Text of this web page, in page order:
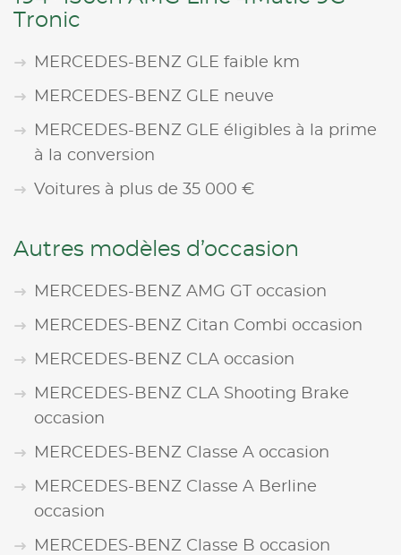
Tronic
MERCEDES-BENZ GLE faible km
MERCEDES-BENZ GLE neuve
MERCEDES-BENZ GLE éligibles à la prime
à la conversion
Voitures à plus de 35 000 €
Autres modèles d’occasion
MERCEDES-BENZ AMG GT occasion
MERCEDES-BENZ Citan Combi occasion
MERCEDES-BENZ CLA occasion
MERCEDES-BENZ CLA Shooting Brake
occasion
MERCEDES-BENZ Classe A occasion
MERCEDES-BENZ Classe A Berline
occasion
MERCEDES-BENZ Classe B occasion